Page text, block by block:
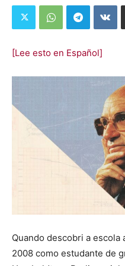
[Lee esto en Español]
Quando descobri a escola
2008 como estudante de